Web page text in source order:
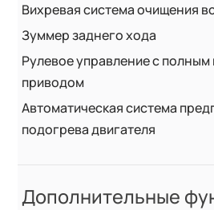
Вихревая система очищения
Зуммер заднего хода
Рулевое управление с
приводом
Автоматическая система
подогрева двигателя
Дополнительные